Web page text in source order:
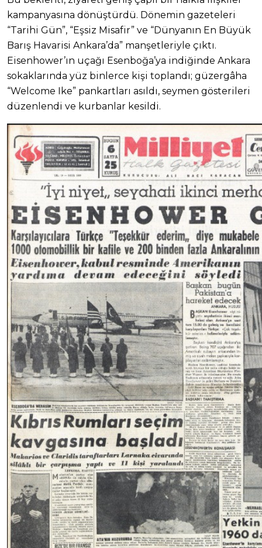
kampanyasına dönüştürdü. Dönemin gazeteleri
“Tarihi Gün”, “Eşsiz Misafir” ve “Dünyanın En Büyük
Barış Havarisi Ankara’da” manşetleriyle çıktı.
Eisenhower’ın uçağı Esenboğa’ya indiğinde Ankara
sokaklarında yüz binlerce kişi toplandı; güzergâha
“Welcome Ike” pankartları asıldı, seymen gösterileri
düzenlendi ve kurbanlar kesildi.